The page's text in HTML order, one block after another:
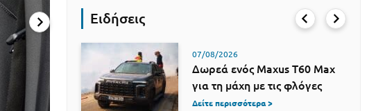
Ειδήσεις
07/08/2026
Δωρεά ενός Maxus T60 Max
για τη μάχη με τις φλόγες
Δείτε περισσότερα >